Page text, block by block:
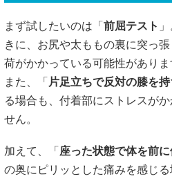
まず試したいのは「 前屈テスト
きに、お尻や太ももの裏に突っ
荷がかかっている可能性がありま
また、「 片足立ちで反対の膝を
る場合も、付着部にストレスが
せん。
加えて、「 座った状態で体を前
の奥にピリッとした痛みを感じ